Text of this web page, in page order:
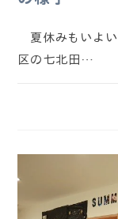
夏休みもいよ
区の七北田…